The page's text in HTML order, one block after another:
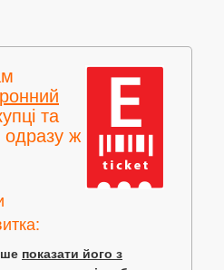
та
одразу ж
показати його з